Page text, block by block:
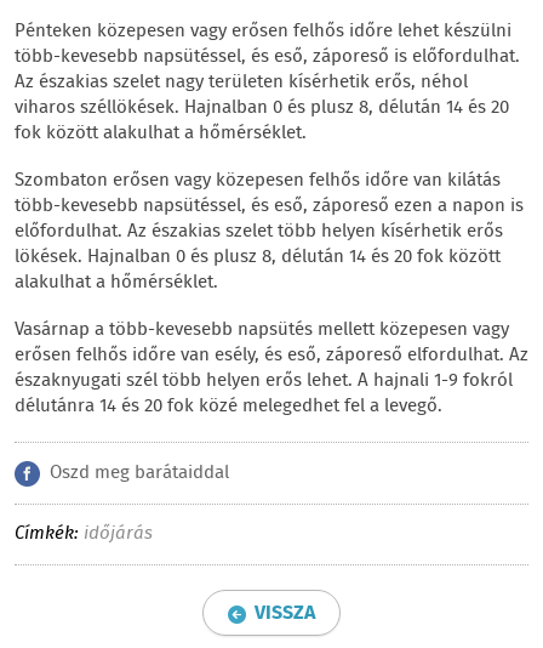
Pénteken közepesen vagy erősen felhős időre lehet készülni
több-kevesebb napsütéssel, és eső, záporeső is előfordulhat.
Az északias szelet nagy területen kísérhetik erős, néhol
viharos széllökések. Hajnalban 0 és plusz 8, délután 14 és 20
fok között alakulhat a hőmérséklet.
Szombaton erősen vagy közepesen felhős időre van kilátás
több-kevesebb napsütéssel, és eső, záporeső ezen a napon is
előfordulhat. Az északias szelet több helyen kísérhetik erős
lökések. Hajnalban 0 és plusz 8, délután 14 és 20 fok között
alakulhat a hőmérséklet.
Vasárnap a több-kevesebb napsütés mellett közepesen vagy
erősen felhős időre van esély, és eső, záporeső elfordulhat. Az
északnyugati szél több helyen erős lehet. A hajnali 1-9 fokról
délutánra 14 és 20 fok közé melegedhet fel a levegő.
Oszd meg barátaiddal
Címkék: időjárás
VISSZA